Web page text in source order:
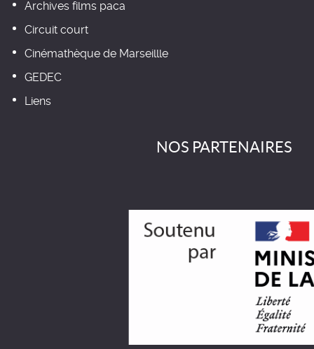
Archives films paca
Circuit court
Cinémathèque de Marseillle
GEDEC
Liens
NOS PARTENAIRES